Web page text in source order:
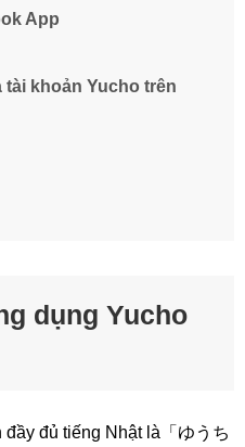
App
tài khoản Yucho trên
dụng Yucho
đầy đủ tiếng Nhật là「ゆうち